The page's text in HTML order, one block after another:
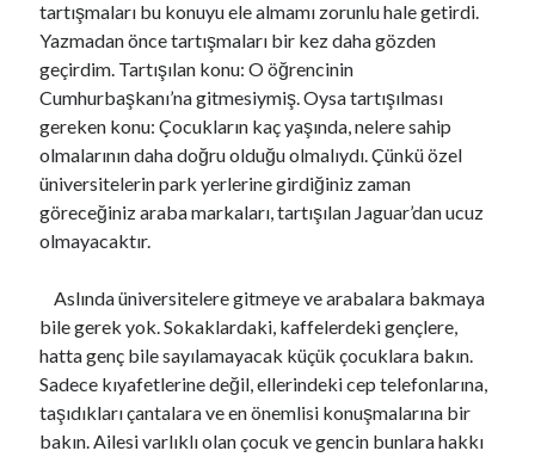
tartışmaları bu konuyu ele almamı zorunlu hale getirdi.
Yazmadan önce tartışmaları bir kez daha gözden
geçirdim. Tartışılan konu: O öğrencinin
Cumhurbaşkanı’na gitmesiymiş. Oysa tartışılması
gereken konu: Çocukların kaç yaşında, nelere sahip
olmalarının daha doğru olduğu olmalıydı. Çünkü özel
üniversitelerin park yerlerine girdiğiniz zaman
göreceğiniz araba markaları, tartışılan Jaguar’dan ucuz
olmayacaktır.
Aslında üniversitelere gitmeye ve arabalara bakmaya
bile gerek yok. Sokaklardaki, kaffelerdeki gençlere,
hatta genç bile sayılamayacak küçük çocuklara bakın.
Sadece kıyafetlerine değil, ellerindeki cep telefonlarına,
taşıdıkları çantalara ve en önemlisi konuşmalarına bir
bakın. Ailesi varlıklı olan çocuk ve gencin bunlara hakkı